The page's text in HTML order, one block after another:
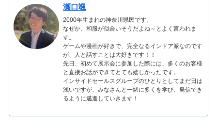
瀬口颯
2000年生まれの神奈川県民です。
なぜか、和服が似合いそうだよね～とよく言われま
す。
ゲームや漫画が好きで、完全なるインドア派なのです
が、人と話すことは大好きです！！
先日、初めて展示会に参加した際には、多くのお客様
と直接お話ができてとても嬉しかったです。
インサイドセールスグループのひとりとしてまだ日は
浅いですが、みなさんと一緒に多くを学び、発信でき
るように邁進していきます！